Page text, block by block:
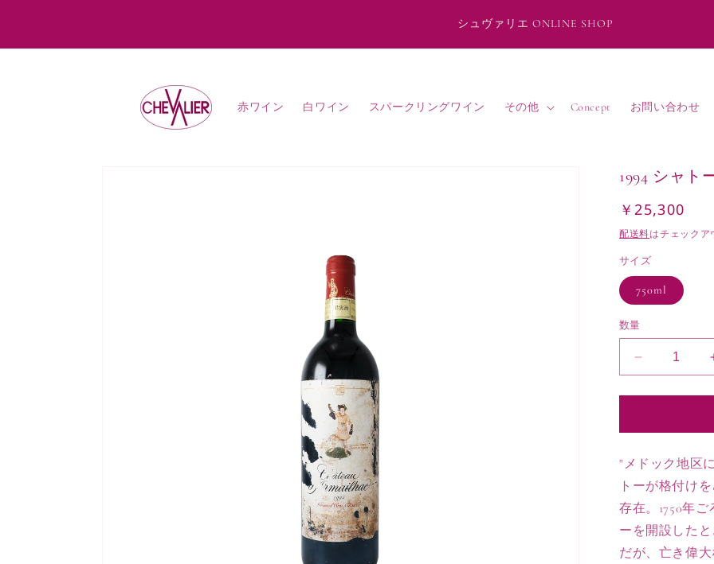
シュヴァリエ ONLINE SHOP
赤ワイン 白ワイン スパークリングワイン その他 Concept お問い合わせ
1994 シャ
通
常
価
格
￥25,300
配送料はチェックア
サイズ
750ml
数量
ダ
ル
マ
イ
ヤ
ッ
"メドック地区
トーが格付け
存在。1750年
ーを開設した
だが、亡き偉